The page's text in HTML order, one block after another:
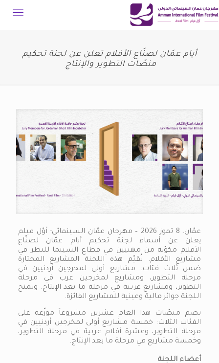
أيام عمّان لصنّاع الأفلام تعلن عن لجنة تحكيم
منصّات التطوير والإنتاج
عمّان، 8 تموز 2026 – مهرجان عمّان السينمائي- أوّل فيلم
يعلن عن أسماء لجنة تحكيم أيام عمّان لصنّاع
الأفلام مكوّنة من مهنيين في قطاع السينما للنظر في
مشاريع الأفلام. تُقيّم هذه اللجنة المشاريع المختارة
ضمن ثلاث فئات: مشاريع أولى لمخرجين أردنيين في
مرحلة التطوير، ومشاريع لمخرجين عرب في مرحلة
التطوير، ومشاريع عربية في مرحلة ما بعد الإنتاج. وتمنح
اللجنة جوائز مالية وعينية للمشاريع الفائزة.
تضم منصّات هذا العام عشرين مشروعاً موزّعة على
الفئات الثلاث: خمسة مشاريع أولى لمخرجين أردنيين في
مرحلة التطوير، وعشرة أفلام عربية في مرحلة التطوير،
وخمسة مشاريع في مرحلة ما بعد الإنتاج.
أعضاء اللجنة